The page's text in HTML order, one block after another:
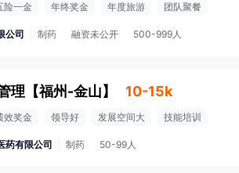
险一金 年终奖金 年度旅游 团队聚餐
公司 制药 融资未公开 500-999人
理 【福州-金山】 10-15k
效奖金 领导好 发展空间大 技能培训
药有限公司 制药 50-99人